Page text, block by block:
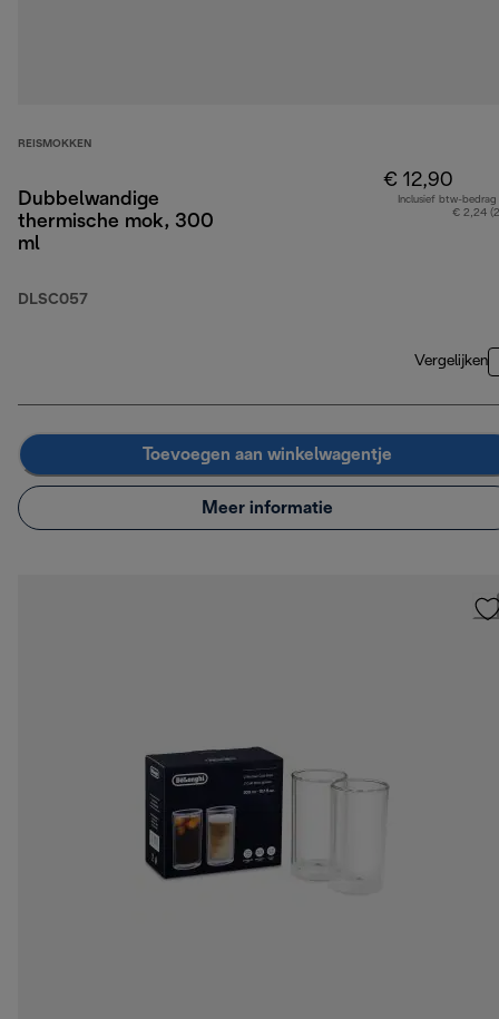
REISMOKKEN
Dubbelwandige
thermische mok, 300
ml
DLSC057
€ 12,90
Inclusief btw-bedrag
€ 2,24
Vergelijken
Toevoegen aan winkelwagentje
Meer informatie